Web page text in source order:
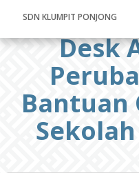
SDN KLUMPIT PONJONG
Desk
Bantuan
Sekolah